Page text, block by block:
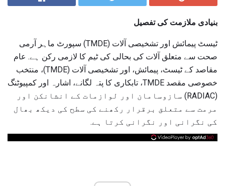
بنیادی ملازمت کی تفصیل
ٹیسٹ پیمائش اور تشخیصی آلات (TMDE) سپورٹ ماہر آرمی
صحت سے متعلق آلات کی بحالی کی ٹیم کا لازمی رکن ہے. عام
مقاصد کے ٹیسٹ، پیمائش، اور تشخیصی آلات (TMDE)، منتخب
خصوصی مقصد TMDE، تابکاری کا پتہ لگانے، اشارہ اور کمپیوٹنگ
(RADIAC) سازوسامان اور لوازمات کے انشانکن اور
مرمت سے متعلق برقرار رکھنے کی سطح کی دیکھ بھال
کی نگرانی اور نگرانی کرتا ہے.